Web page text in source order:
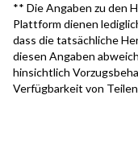
** Die Angaben zu den
Plattform dienen
dass die tatsächliche
diesen Angaben
hinsichtlich
Verfügbarkeit von